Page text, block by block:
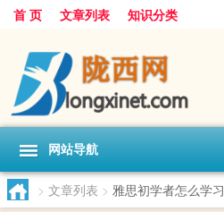
首 页 文章列表 知识分类
网站导航
> 文章列表 > 雅思初学者怎么学习